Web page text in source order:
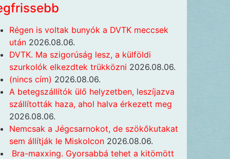
Régen is voltak bunyók a DVTK meccsek
után 2026.08.06.
DVTK. Ma szigorúság lesz, a külföldi
szurkolók elkezdtek trükközni 2026.08.06.
(nincs cím) 2026.08.06.
A betegszállítók ülő helyzetben, leszíjazva
szállították haza, ahol halva érkezett meg
2026.08.06.
Nemcsak a Jégcsarnokot, de szökőkutakat
sem állítják le Miskolcon 2026.08.06.
Bra-maxxing. Gyorsabbá tehet a kitömött